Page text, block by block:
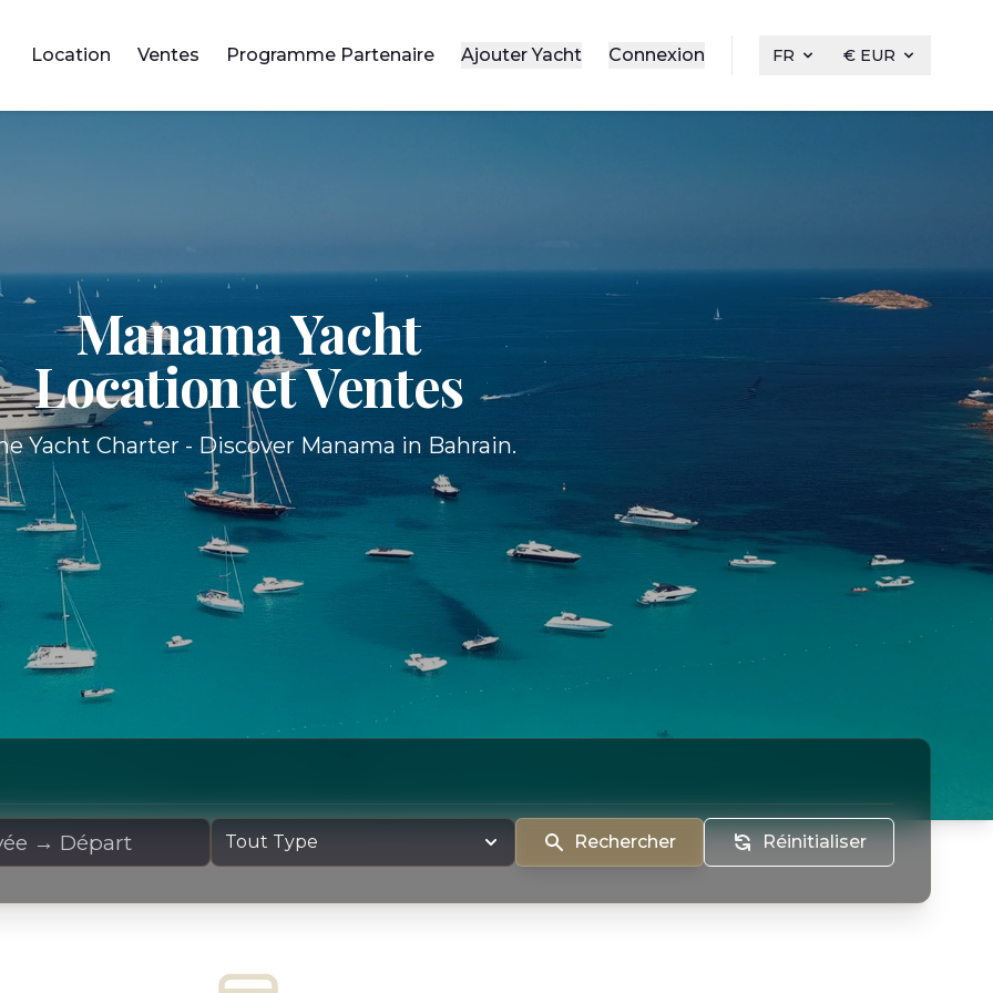
Location Ventes Programme Partenaire Ajouter Yacht Connexion FR € EUR
Manama Yacht
Location et Ventes
Yacht Charter - Discover Manama in Bahrain.
Type de yacht
Rechercher Réinitialiser